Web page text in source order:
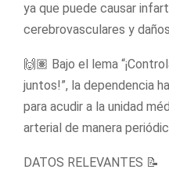
ya que puede causar
cerebrovasculares y
🙌🏽 Bajo el lema
juntos!”, la dependencia
para acudir a la unidad
arterial de manera
DATOS RELEVANTES 📝